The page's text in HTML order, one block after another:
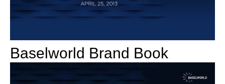
Baselworld Brand Book